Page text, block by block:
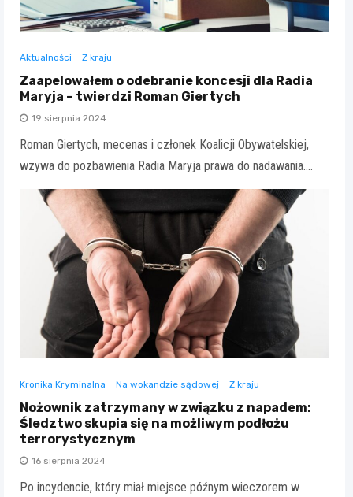
Aktualności Z kraju
Zaapelowałem o odebranie koncesji dla Radia
Maryja – twierdzi Roman Giertych
19 sierpnia 2024
Roman Giertych, mecenas i członek Koalicji Obywatelskiej,
wzywa do pozbawienia Radia Maryja prawa do nadawania.…
Kronika Kryminalna Na wokandzie sądowej Z kraju
Nożownik zatrzymany w związku z napadem:
Śledztwo skupia się na możliwym podłożu
terrorystycznym
16 sierpnia 2024
Po incydencie, który miał miejsce późnym wieczorem w